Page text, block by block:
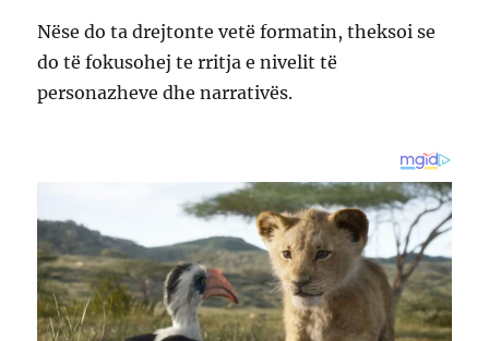
Nëse do ta drejtonte vetë formatin, theksoi se
do të fokusohej te rritja e nivelit të
personazheve dhe narrativës.